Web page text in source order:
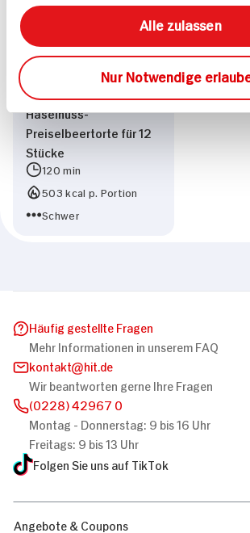
Alle zulassen
Nur Notwendige
Haselnuss-
Preiselbeertorte für 12
Stücke
120 min
503 kcal p. Portion
Schwer
Häufig gestellte Fragen
Mehr Informationen in unserem FAQ
kontakt
hit.de
Wir beantworten gerne Ihre Fragen
(0228) 42967 0
Montag - Donnerstag: 9 bis 16 Uhr
Freitags: 9 bis 13 Uhr
Folgen Sie uns auf TikTok
Angebote & Coupons